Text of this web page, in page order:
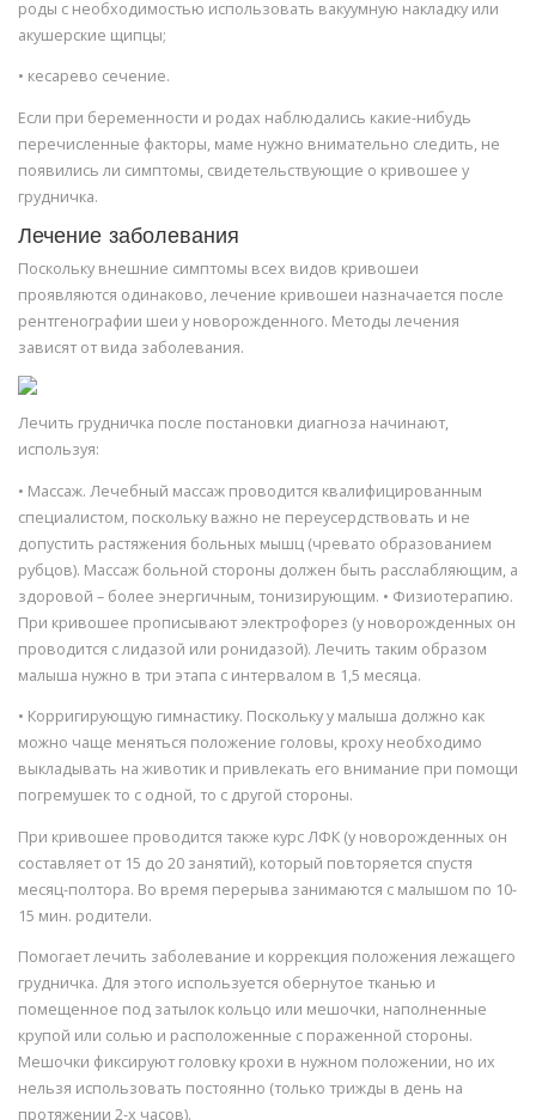
роды с необходимостью использовать вакуумную накладку или
акушерские щипцы;
• кесарево сечение.
Если при беременности и родах наблюдались какие-нибудь
перечисленные факторы, маме нужно внимательно следить, не
появились ли симптомы, свидетельствующие о кривошее у
грудничка.
Лечение заболевания
Поскольку внешние симптомы всех видов кривошеи
проявляются одинаково, лечение кривошеи назначается после
рентгенографии шеи у новорожденного. Методы лечения
зависят от вида заболевания.
Лечить грудничка после постановки диагноза начинают,
используя:
• Массаж. Лечебный массаж проводится квалифицированным
специалистом, поскольку важно не переусердствовать и не
допустить растяжения больных мышц (чревато образованием
рубцов). Массаж больной стороны должен быть расслабляющим, а
здоровой – более энергичным, тонизирующим. • Физиотерапию.
При кривошее прописывают электрофорез (у новорожденных он
проводится с лидазой или ронидазой). Лечить таким образом
малыша нужно в три этапа с интервалом в 1,5 месяца.
• Корригирующую гимнастику. Поскольку у малыша должно как
можно чаще меняться положение головы, кроху необходимо
выкладывать на животик и привлекать его внимание при помощи
погремушек то с одной, то с другой стороны.
При кривошее проводится также курс ЛФК (у новорожденных он
составляет от 15 до 20 занятий), который повторяется спустя
месяц-полтора. Во время перерыва занимаются с малышом по 10-
15 мин. родители.
Помогает лечить заболевание и коррекция положения лежащего
грудничка. Для этого используется обернутое тканью и
помещенное под затылок кольцо или мешочки, наполненные
крупой или солью и расположенные с пораженной стороны.
Мешочки фиксируют головку крохи в нужном положении, но их
нельзя использовать постоянно (только трижды в день на
протяжении 2-х часов).